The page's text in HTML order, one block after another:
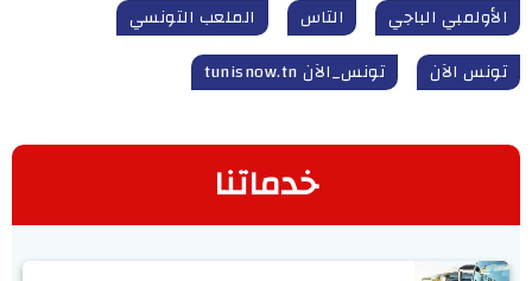
الأولمبي الباجي التاس
الملعب التونسي
تونس الآن
تونس_الآن tunisnow.tn
خدماتنا